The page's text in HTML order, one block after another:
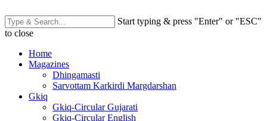
Start typing & press "Enter" or "ESC"
to close
Home
Magazines
Dhingamasti
Sarvottam Karkirdi Margdarshan
Gkiq
Gkiq-Circular Gujarati
Gkiq-Circular English